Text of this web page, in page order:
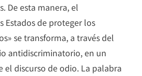
De esta manera, el
Estados de proteger los
se transforma, a través del
antidiscriminatorio, en un
discurso de odio. La palabra